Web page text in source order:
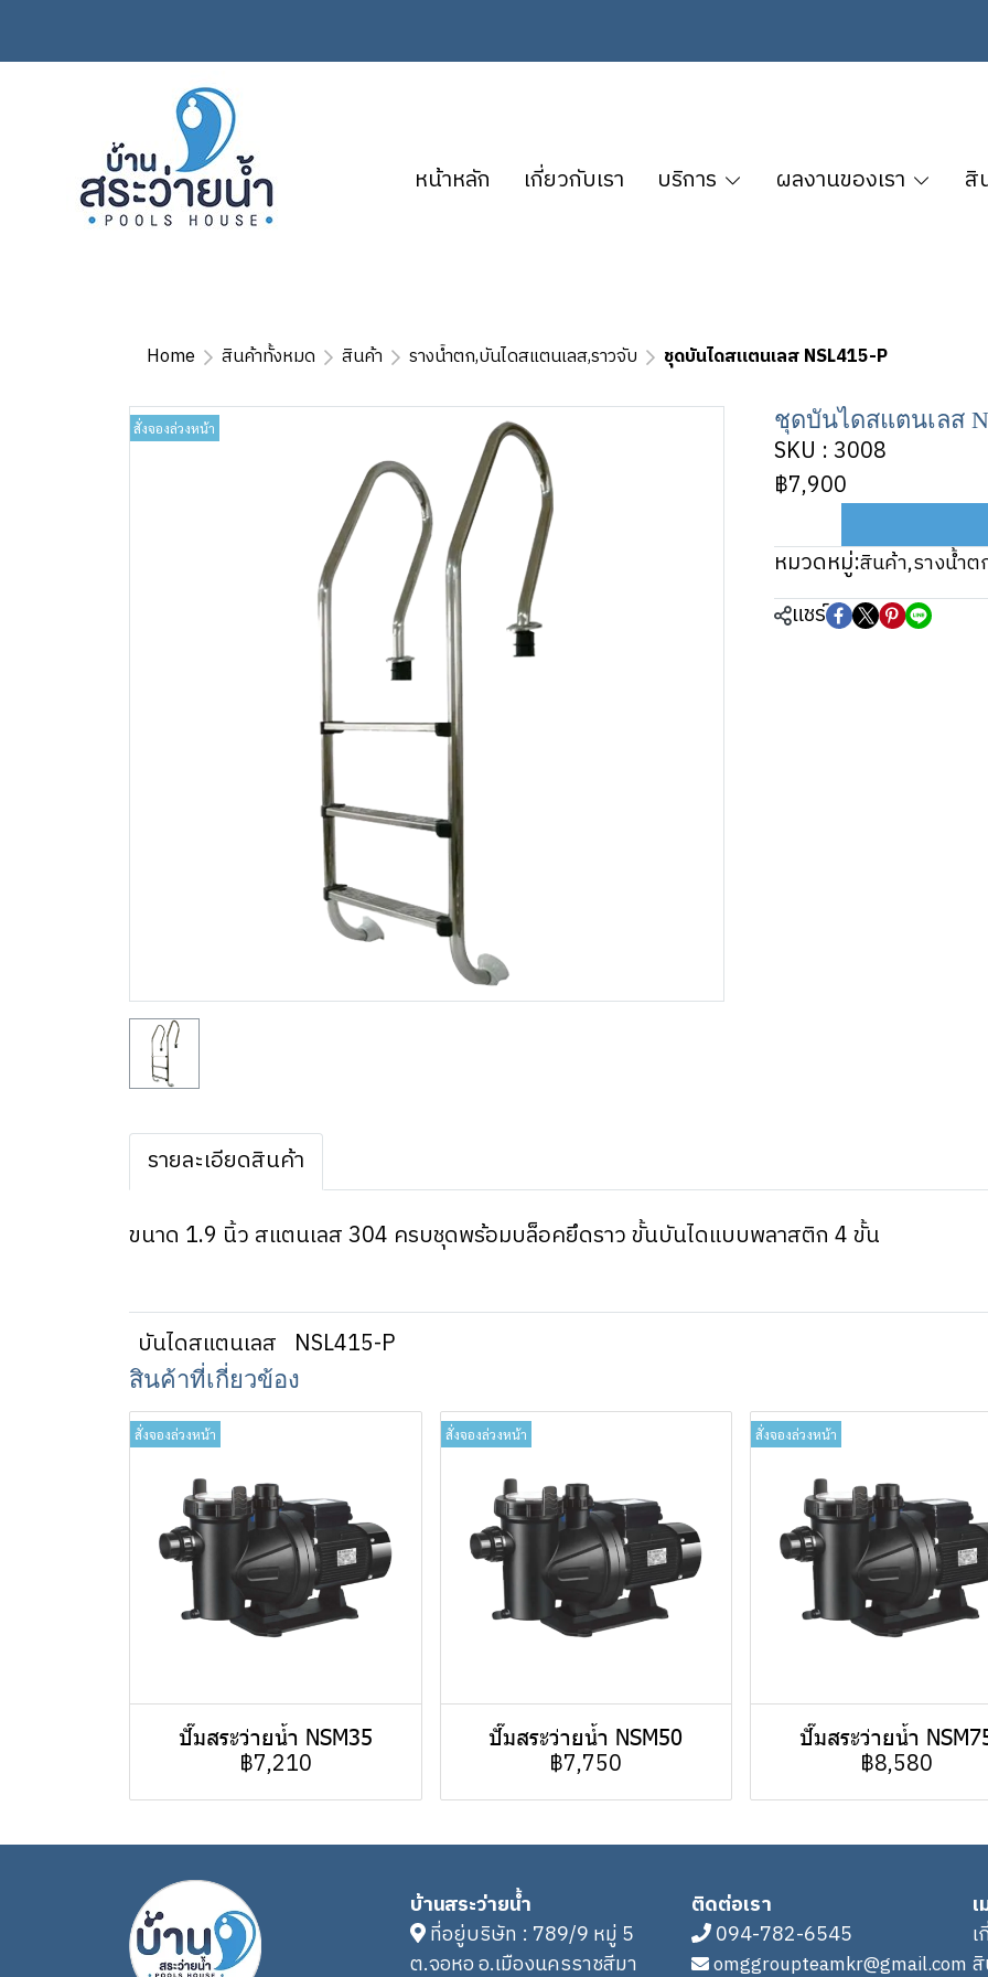
หน้าหลัก เกี่ยวกับเรา บริการ ผลงานของเรา สิ
Home สินค้าทั้งหมด สินค้า รางน้ำตก,บันไดสแตนเลส,ราวจับ ชุดบันไดสแตนเลส NSL415-P
สั่งจองล่วงหน้า ชุดบันไดสแตนเลส
SKU : 3008
฿7,900
หมวดหมู่:สินค้า,รางน้ำ
แชร์
รายละเอียดสินค้า
ขนาด 1.9 นิ้ว สแตนเลส 304 ครบชุดพร้อมบล็อคยึดราว ขั้นบันไดแบบพลาสติก 4 ขั้น
บันไดสแตนเลส NSL415-P
สินค้าที่เกี่ยวข้อง
สั่งจองล่วงหน้า
ปั๊มสระว่ายน้ำ NSM35
฿7,210
สั่งจองล่วงหน้า
ปั๊มสระว่ายน้ำ NSM50
฿7,750
สั่งจองล่วงหน้า
ปั๊มสระว่ายน้ำ
฿8,580
บ้านสระว่ายน้ำ
ที่อยู่บริษัท : 789/9 หมู่ 5
ต.จอหอ อ.เมืองนครราชสีมา
ติดต่อเรา
094-782-6545
omggroupteamkr@gmail.com